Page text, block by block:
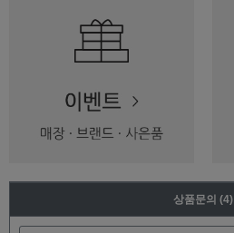
상품문의 (4)